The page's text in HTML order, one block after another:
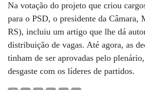
Na votação do projeto que criou
para o PSD, o presidente da Câmara,
RS), incluiu um artigo que lhe dá
distribuição de vagas. Até agora, as
tinham de ser aprovadas pelo
desgaste com os líderes de partidos.